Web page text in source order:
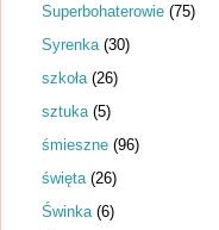
Superbohaterowie (75)
Syrenka (30)
szkoła (26)
sztuka (5)
śmieszne (96)
święta (26)
Świnka (6)